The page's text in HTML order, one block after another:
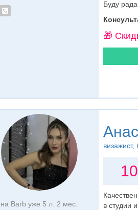
Буду
🎁
на Barb уже 5 л. 2 мес.
визажист,
10
в студии